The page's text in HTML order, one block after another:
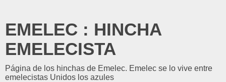
EMELEC : HINCHA
EMELECISTA
Página de los hinchas de Emelec. Emelec se lo vive entre
emelecistas Unidos los azules